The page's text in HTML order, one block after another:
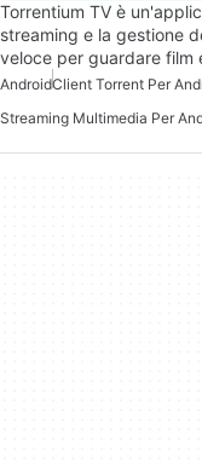
Torrentium TV è
streaming e la gestione
veloce per guardare film
AndroidClient Torrent Per
Streaming Multimedia Per